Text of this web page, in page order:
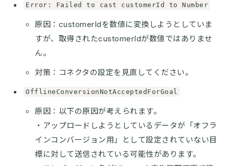
Error: Failed to cast customerId to Number
原因：customerIdを数値に変換しようとしていま
すが、取得されたcustomerIdが数値ではありませ
ん。
対策：コネクタの設定を見直してください。
OfflineConversionNotAcceptedForGoal
原因：以下の原因が考えられます。
・アップロードしようとしているデータが「オフラ
インコンバージョン用」として設定されていない目
標に対して送信されている可能性があります。